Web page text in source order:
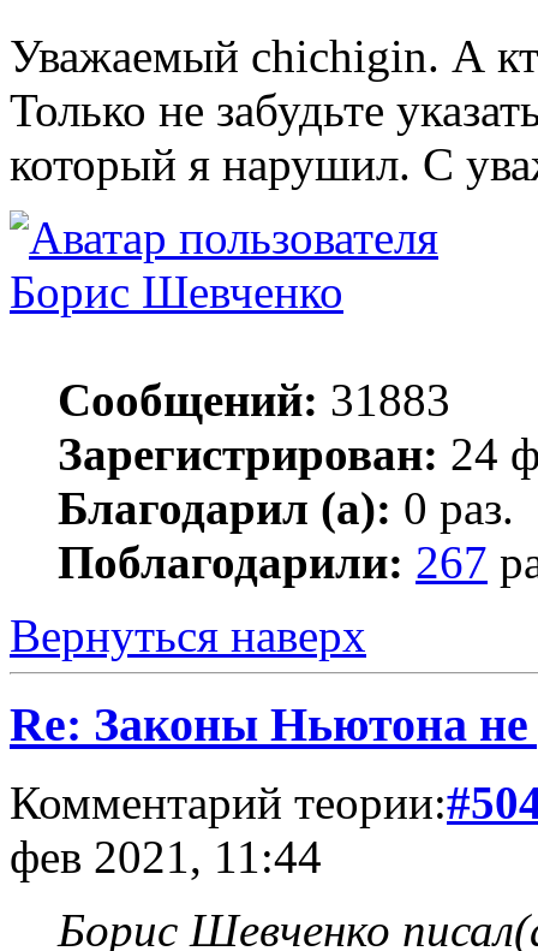
Уважаемый chichigin. А
Только не забудьте
который я нарушил. С
Борис Шевченко
Сообщений: 31883
Зарегистрирован: 24
Благодарил (а): 0 раз.
Поблагодарили: 267
Вернуться наверх
Re: Законы Ньютона не
Комментарий теории:
фев 2021, 11:44
Борис Шевченко